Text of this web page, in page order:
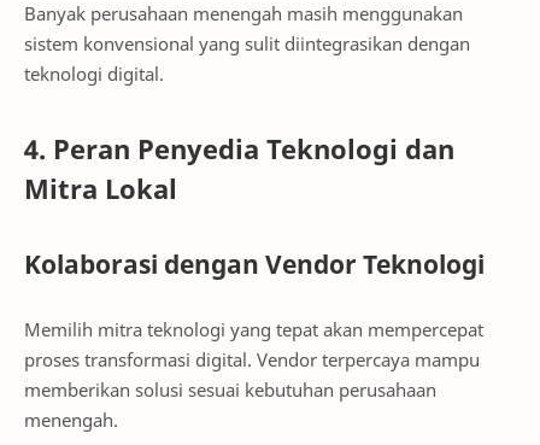
Banyak perusahaan menengah masih menggunakan
sistem konvensional yang sulit diintegrasikan dengan
teknologi digital.
4. Peran Penyedia Teknologi dan
Mitra Lokal
Kolaborasi dengan Vendor Teknologi
Memilih mitra teknologi yang tepat akan mempercepat
proses transformasi digital. Vendor terpercaya mampu
memberikan solusi sesuai kebutuhan perusahaan
menengah.